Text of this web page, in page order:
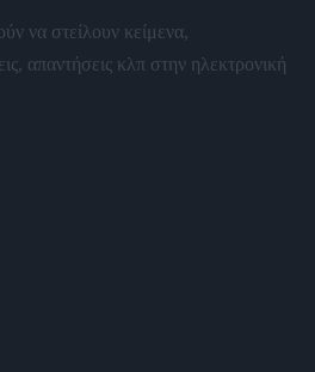
να στείλουν κείμενα,
απαντήσεις κλπ στην ηλεκτρονική